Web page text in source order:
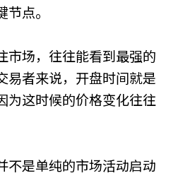
点。
市场，往往能看到最强的
易者来说，开盘时间就是
为这时候的价格变化往往
不是单纯的市场活动启动